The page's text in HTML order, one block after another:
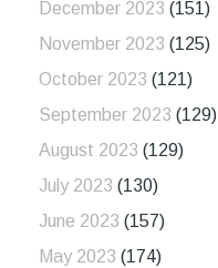
December 2023 (151)
November 2023 (125)
October 2023 (121)
September 2023 (129)
August 2023 (129)
July 2023 (130)
June 2023 (157)
May 2023 (174)